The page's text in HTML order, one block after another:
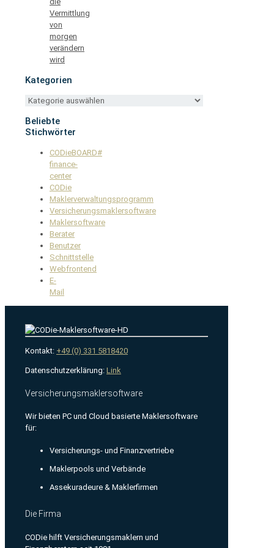
Vermittlung
von
morgen
verändern
wird
Kategorien
Kategorien
Beliebte
Stichwörter
CODieBOARD#
finance-
center
CODie
Maklerverwaltungsprogramm
Versicherungsmaklersoftware
Maklersoftware
Berater
Benutzer
Schnittstelle
Webfrontend
E-
Mail
Kontakt: +49 (0) 331 5818420
Datenschutzerklärung: Link
Versicherungsmaklersoftware
Wir bieten PC und Cloud basierte Maklersoftware
für:
Versicherungs- und Finanzvertriebe
Maklerpools und Verbände
Assekuradeure & Maklerfirmen
Die Firma
CODie hilft Versicherungsmaklern und